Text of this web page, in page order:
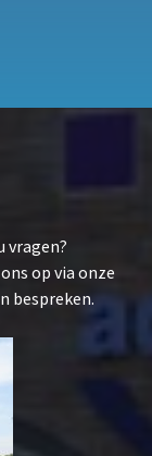
vragen?
op via onze
bespreken.